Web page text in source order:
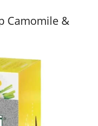
Camomile &